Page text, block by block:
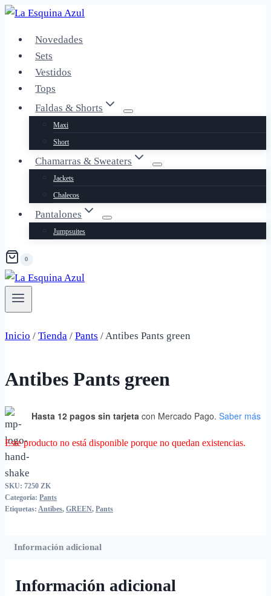
Saltar
contenidoNovedades
Sets
Vestidos
Tops
Faldas & Shorts
Maxi
Short
Chamarras & Sweaters
Jackets
Chalecos
Pantalones
Jumpsuites
0
Inicio / Tienda / Pants /Antibes Pants green
Antibes Pants green
Hasta 12 pagos sin tarjeta con Mercado Pago. Saber más
Este producto no está disponible porque no quedan existencias.
SKU: 7250 ZK
Categoría: Pants
Etiquetas: Antibes, GREEN, Pants
Información adicional
Información adicional